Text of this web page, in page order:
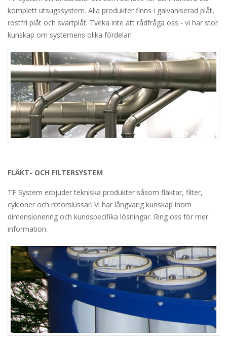
komplett utsugssystem. Alla produkter finns i galvaniserad plåt,
rostfri plåt och svartplåt. Tveka inte att rådfråga oss - vi har stor
kunskap om systemens olika fördelar!
FLÄKT- OCH FILTERSYSTEM
TF System erbjuder tekniska produkter såsom fläktar, filter,
cykloner och rotorslussar. Vi har långvarig kunskap inom
dimensionering och kundspecifika lösningar. Ring oss för mer
information.